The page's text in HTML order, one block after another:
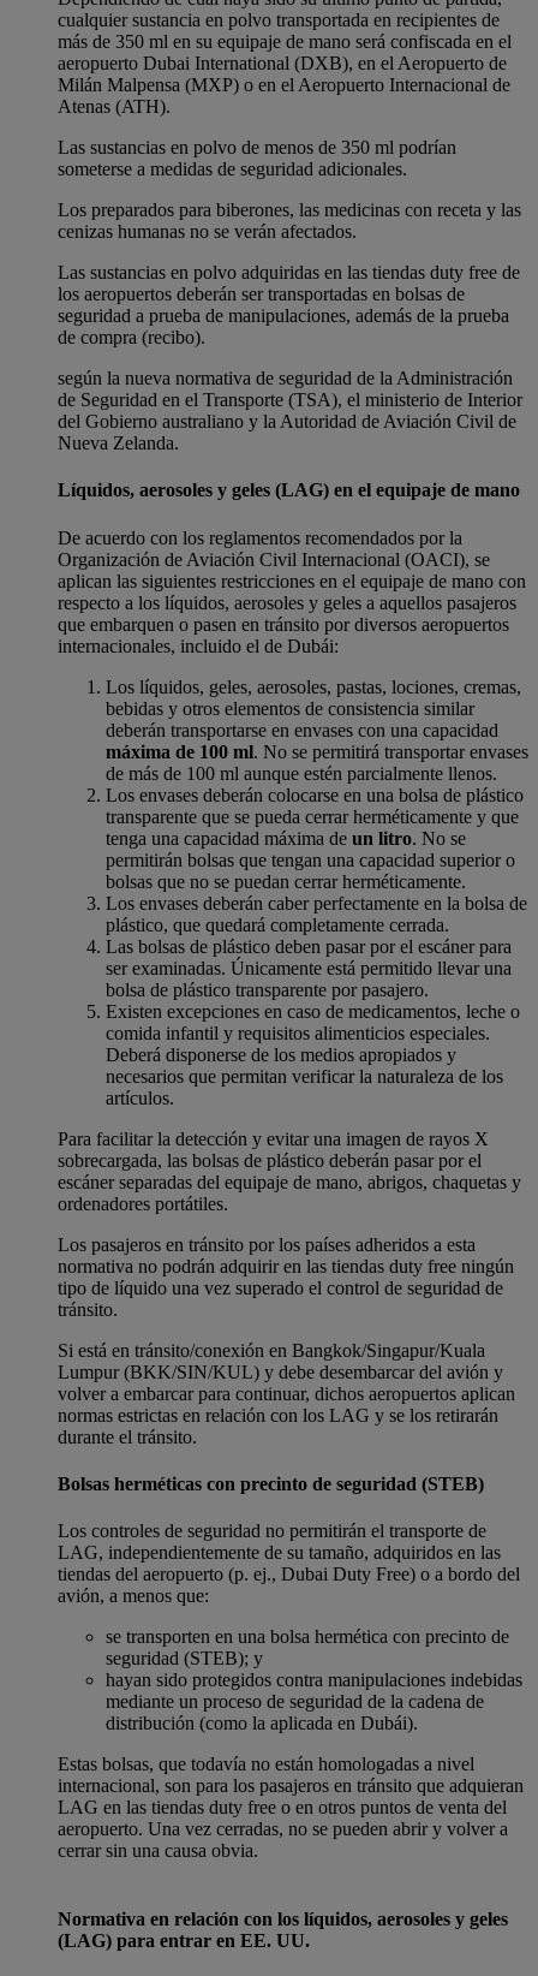
cualquier sustancia en polvo transportada en recipientes de
más de 350 ml en su equipaje de mano será confiscada en el
aeropuerto Dubai International (DXB), en el Aeropuerto de
Milán Malpensa (MXP) o en el Aeropuerto Internacional de
Atenas (ATH).
Las sustancias en polvo de menos de 350 ml podrían
someterse a medidas de seguridad adicionales.
Los preparados para biberones, las medicinas con receta y las
cenizas humanas no se verán afectados.
Las sustancias en polvo adquiridas en las tiendas duty free de
los aeropuertos deberán ser transportadas en bolsas de
seguridad a prueba de manipulaciones, además de la prueba
de compra (recibo).
según la nueva normativa de seguridad de la Administración
de Seguridad en el Transporte (TSA), el ministerio de Interior
del Gobierno australiano y la Autoridad de Aviación Civil de
Nueva Zelanda.
Líquidos, aerosoles y geles (LAG) en el equipaje de mano
De acuerdo con los reglamentos recomendados por la
Organización de Aviación Civil Internacional (OACI), se
aplican las siguientes restricciones en el equipaje de mano con
respecto a los líquidos, aerosoles y geles a aquellos pasajeros
que embarquen o pasen en tránsito por diversos aeropuertos
internacionales, incluido el de Dubái:
Los líquidos, geles, aerosoles, pastas, lociones, cremas,
bebidas y otros elementos de consistencia similar
deberán transportarse en envases con una capacidad
máxima de 100 ml. No se permitirá transportar envases
de más de 100 ml aunque estén parcialmente llenos.
Los envases deberán colocarse en una bolsa de plástico
transparente que se pueda cerrar herméticamente y que
tenga una capacidad máxima de un litro. No se
permitirán bolsas que tengan una capacidad superior o
bolsas que no se puedan cerrar herméticamente.
Los envases deberán caber perfectamente en la bolsa de
plástico, que quedará completamente cerrada.
Las bolsas de plástico deben pasar por el escáner para
ser examinadas. Únicamente está permitido llevar una
bolsa de plástico transparente por pasajero.
Existen excepciones en caso de medicamentos, leche o
comida infantil y requisitos alimenticios especiales.
Deberá disponerse de los medios apropiados y
necesarios que permitan verificar la naturaleza de los
artículos.
Para facilitar la detección y evitar una imagen de rayos X
sobrecargada, las bolsas de plástico deberán pasar por el
escáner separadas del equipaje de mano, abrigos, chaquetas y
ordenadores portátiles.
Los pasajeros en tránsito por los países adheridos a esta
normativa no podrán adquirir en las tiendas duty free ningún
tipo de líquido una vez superado el control de seguridad de
tránsito.
Si está en tránsito/conexión en Bangkok/Singapur/Kuala
Lumpur (BKK/SIN/KUL) y debe desembarcar del avión y
volver a embarcar para continuar, dichos aeropuertos aplican
normas estrictas en relación con los LAG y se los retirarán
durante el tránsito.
Bolsas herméticas con precinto de seguridad (STEB)
Los controles de seguridad no permitirán el transporte de
LAG, independientemente de su tamaño, adquiridos en las
tiendas del aeropuerto (p. ej., Dubai Duty Free) o a bordo del
avión, a menos que:
se transporten en una bolsa hermética con precinto de
seguridad (STEB); y
hayan sido protegidos contra manipulaciones indebidas
mediante un proceso de seguridad de la cadena de
distribución (como la aplicada en Dubái).
Estas bolsas, que todavía no están homologadas a nivel
internacional, son para los pasajeros en tránsito que adquieran
LAG en las tiendas duty free o en otros puntos de venta del
aeropuerto. Una vez cerradas, no se pueden abrir y volver a
cerrar sin una causa obvia.
Normativa en relación con los líquidos, aerosoles y geles
(LAG) para entrar en EE. UU.